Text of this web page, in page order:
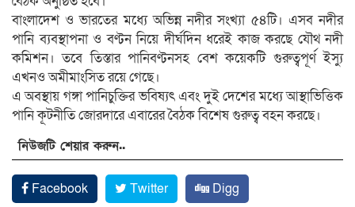
বাংলাদেশ ও ভারতের মধ্যে অভিন্ন নদীর সংখ্যা ৫৪টি। এসব নদীর
পানি ব্যবস্থাপনা ও বণ্টন নিয়ে দীর্ঘদিন ধরেই কাজ করছে যৌথ নদী
কমিশন। তবে তিস্তার পানিবণ্টনসহ বেশ কয়েকটি গুরুত্বপূর্ণ ইস্যু
এখনও অমীমাংসিত রয়ে গেছে।
এ অবস্থায় গঙ্গা পানিচুক্তির ভবিষ্যৎ এবং দুই দেশের মধ্যে আস্থাভিত্তিক
পানি কূটনীতি জোরদারে এবারের বৈঠক বিশেষ গুরুত্ব বহন করছে।
নিউজটি শেয়ার করুন..
Facebook Twitter
Digg